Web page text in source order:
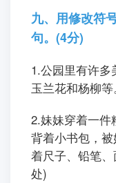
九、用修改符
句。(4分)
1.公园里有许多
玉兰花和杨
2.妹妹穿着一件
背着小书包，
着尺子、铅笔
处)